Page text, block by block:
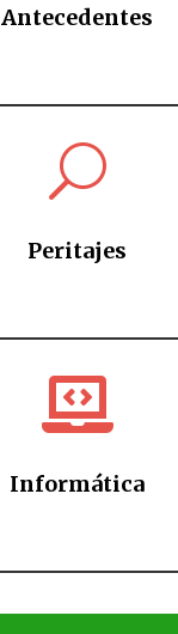
Antecedentes
U
Peritajes

Informática